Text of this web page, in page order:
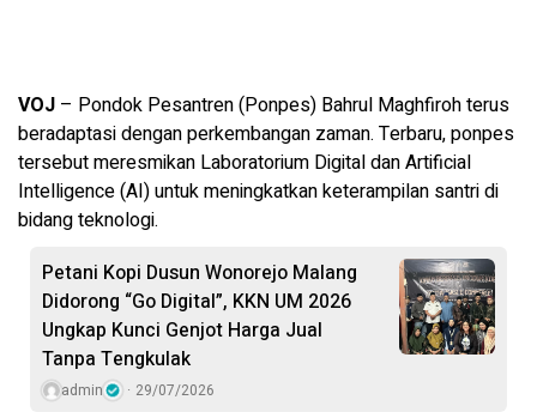
VOJ – Pondok Pesantren (Ponpes) Bahrul Maghfiroh terus
beradaptasi dengan perkembangan zaman. Terbaru, ponpes
tersebut meresmikan Laboratorium Digital dan Artificial
Intelligence (AI) untuk meningkatkan keterampilan santri di
bidang teknologi.
Petani Kopi Dusun Wonorejo Malang
Didorong “Go Digital”, KKN UM 2026
Ungkap Kunci Genjot Harga Jual
Tanpa Tengkulak
admin 29/07/2026